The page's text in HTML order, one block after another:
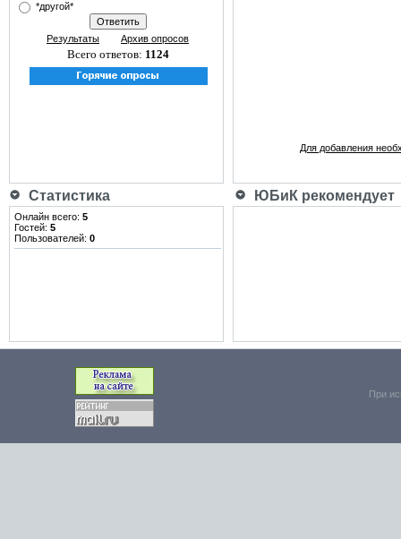
*другой*
Результаты Архив опросов
Всего ответов: 1124
Для добавления
Статистика ЮБиК рекомендует
Онлайн всего: 5
Гостей: 5
Пользователей: 0
При